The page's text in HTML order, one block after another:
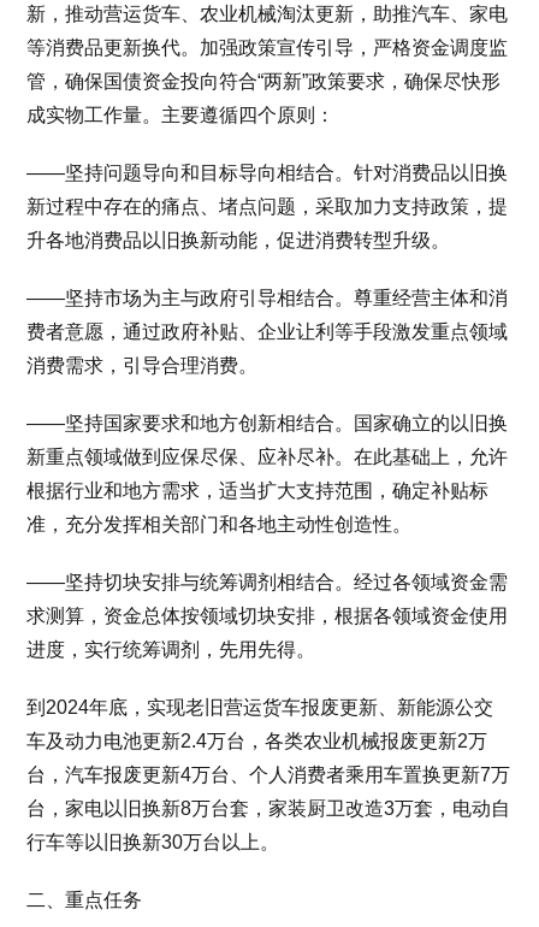
新，推动营运货车、农业机械淘汰更新，助推汽车、家电
等消费品更新换代。加强政策宣传引导，严格资金调度监
管，确保国债资金投向符合“两新”政策要求，确保尽快形
成实物工作量。主要遵循四个原则：
——坚持问题导向和目标导向相结合。针对消费品以旧换
新过程中存在的痛点、堵点问题，采取加力支持政策，提
升各地消费品以旧换新动能，促进消费转型升级。
——坚持市场为主与政府引导相结合。尊重经营主体和消
费者意愿，通过政府补贴、企业让利等手段激发重点领域
消费需求，引导合理消费。
——坚持国家要求和地方创新相结合。国家确立的以旧换
新重点领域做到应保尽保、应补尽补。在此基础上，允许
根据行业和地方需求，适当扩大支持范围，确定补贴标
准，充分发挥相关部门和各地主动性创造性。
——坚持切块安排与统筹调剂相结合。经过各领域资金需
求测算，资金总体按领域切块安排，根据各领域资金使用
进度，实行统筹调剂，先用先得。
到2024年底，实现老旧营运货车报废更新、新能源公交
车及动力电池更新2.4万台，各类农业机械报废更新2万
台，汽车报废更新4万台、个人消费者乘用车置换更新7万
台，家电以旧换新8万台套，家装厨卫改造3万套，电动自
行车等以旧换新30万台以上。
二、重点任务